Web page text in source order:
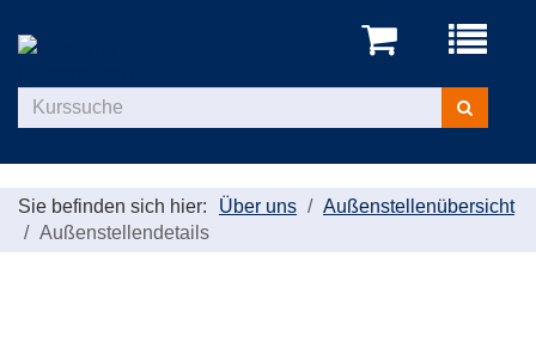
Menü
Kurse
suchen
Sie befinden sich hier: Über uns
Außenstellenübersicht
Außenstellendetails